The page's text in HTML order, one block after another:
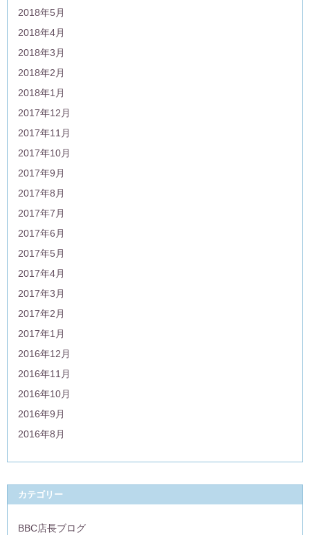
2018年5月
2018年4月
2018年3月
2018年2月
2018年1月
2017年12月
2017年11月
2017年10月
2017年9月
2017年8月
2017年7月
2017年6月
2017年5月
2017年4月
2017年3月
2017年2月
2017年1月
2016年12月
2016年11月
2016年10月
2016年9月
2016年8月
カテゴリー
BBC店長ブログ